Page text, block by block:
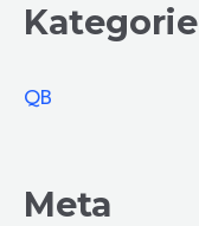
Kategorie
QB
Meta